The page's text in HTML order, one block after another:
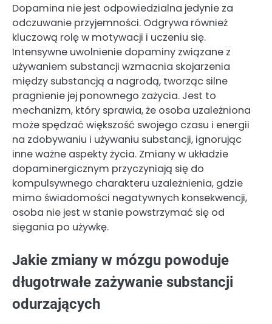
Dopamina nie jest odpowiedzialna jedynie za
odczuwanie przyjemności. Odgrywa również
kluczową rolę w motywacji i uczeniu się.
Intensywne uwolnienie dopaminy związane z
używaniem substancji wzmacnia skojarzenia
między substancją a nagrodą, tworząc silne
pragnienie jej ponownego zażycia. Jest to
mechanizm, który sprawia, że osoba uzależniona
może spędzać większość swojego czasu i energii
na zdobywaniu i używaniu substancji, ignorując
inne ważne aspekty życia. Zmiany w układzie
dopaminergicznym przyczyniają się do
kompulsywnego charakteru uzależnienia, gdzie
mimo świadomości negatywnych konsekwencji,
osoba nie jest w stanie powstrzymać się od
sięgania po używkę.
Jakie zmiany w mózgu powoduje
długotrwałe zażywanie substancji
odurzających